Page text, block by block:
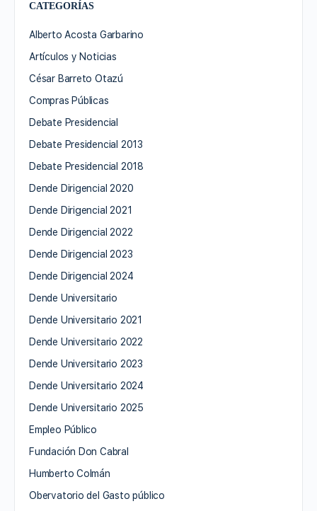
CATEGORÍAS
Alberto Acosta Garbarino
Artículos y Noticias
César Barreto Otazú
Compras Públicas
Debate Presidencial
Debate Presidencial 2013
Debate Presidencial 2018
Dende Dirigencial 2020
Dende Dirigencial 2021
Dende Dirigencial 2022
Dende Dirigencial 2023
Dende Dirigencial 2024
Dende Universitario
Dende Universitario 2021
Dende Universitario 2022
Dende Universitario 2023
Dende Universitario 2024
Dende Universitario 2025
Empleo Público
Fundación Don Cabral
Humberto Colmán
Obervatorio del Gasto público